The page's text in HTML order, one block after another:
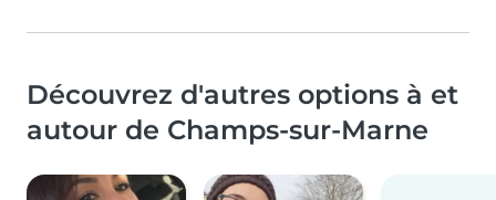
Découvrez d'autres options à et
autour de Champs-sur-Marne